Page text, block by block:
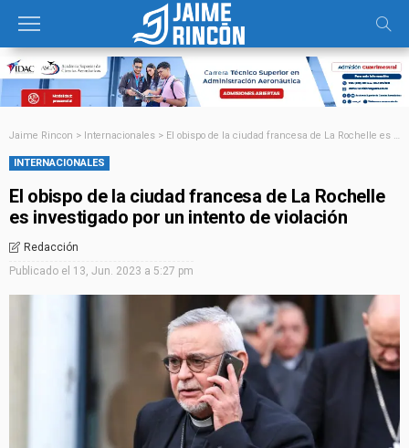
Jaime Rincon > Internacionales > El obispo de la ciudad francesa de La Rochelle es investigado por un intento de violación
INTERNACIONALES
El obispo de la ciudad francesa de La Rochelle
es investigado por un intento de violación
Redacción
Publicado el 13, Jun. 2023 a 5:27 pm